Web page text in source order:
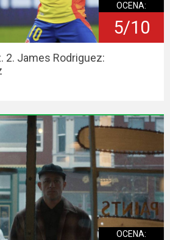
OCENA:
5/10
2. James Rodriguez:
OCENA: